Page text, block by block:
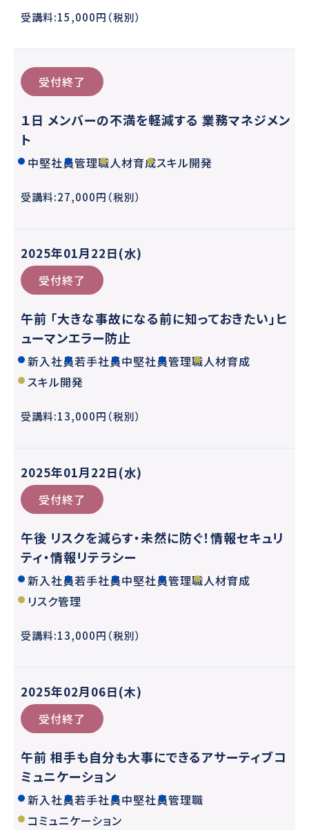
受講料:15,000円（税別）
受付終了
１日 メンバーの不満を軽減する 業務マネジメン
ト
中堅社員管理職人材育成スキル開発
受講料:27,000円（税別）
2025年01月22日(水)
受付終了
午前 「大きな事故になる前に知っておきたい」ヒ
ューマンエラー防止
新入社員若手社員中堅社員管理職人材育成
スキル開発
受講料:13,000円（税別）
2025年01月22日(水)
受付終了
午後 リスクを減らす・未然に防ぐ！情報セキュリ
ティ・情報リテラシー
新入社員若手社員中堅社員管理職人材育成
リスク管理
受講料:13,000円（税別）
2025年02月06日(木)
受付終了
午前 相手も自分も大事にできるアサーティブコ
ミュニケーション
新入社員若手社員中堅社員管理職
コミュニケーション